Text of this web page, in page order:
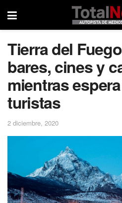
Tierra del
bares, cines y
mientras
turistas
2 diciembre, 2020